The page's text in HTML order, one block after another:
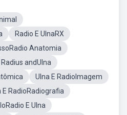
Radio E UlnaRX
Anatomia
Radius andUlna
Ulna E RadioImagem
E RadioRadiografia
E Ulna